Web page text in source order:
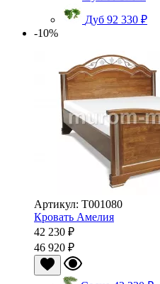
Дуб 92 330 ₽
-10%
Артикул: Т001080
Кровать Амелия
42 230 ₽
46 920 ₽